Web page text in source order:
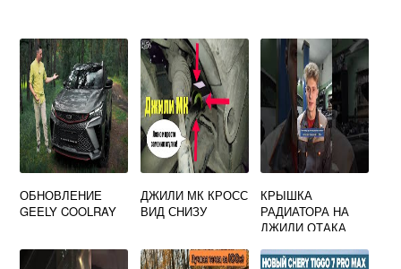
ОБНОВЛЕНИЕ
GEELY COOLRAY
ДЖИЛИ МК КРОСС
ВИД СНИЗУ
КРЫШКА
РАДИАТОРА НА
ДЖИЛИ ОТАКА